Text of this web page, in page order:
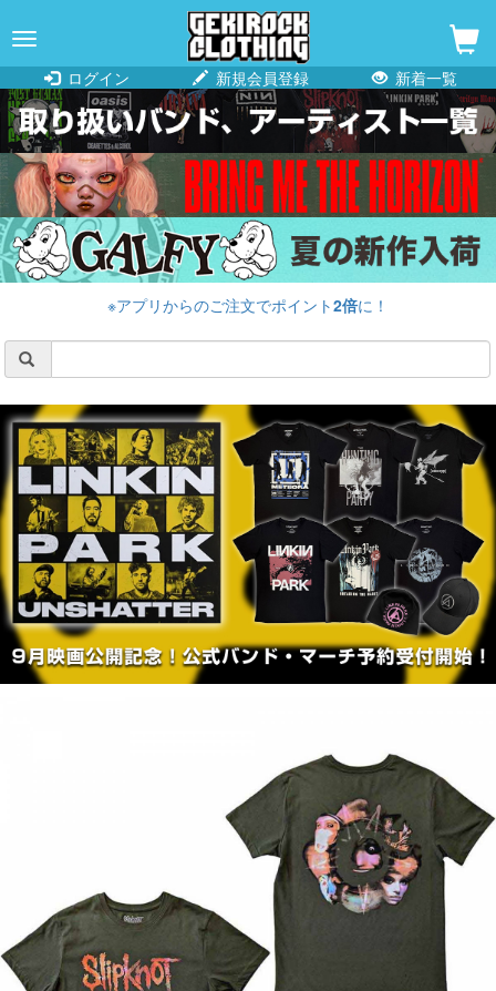
navigation
ログイン
新規会員登録 新着一覧
※アプリからのご注文でポイント2倍に！